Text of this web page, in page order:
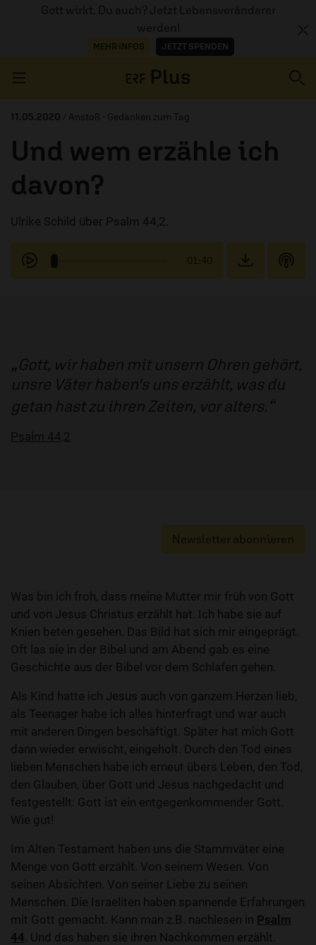
Gott wirkt. Du auch? Jetzt Lebensveränderer
werden!
MEHR INFOS JETZT SPENDEN
AUDIOTHEK
PROGRAMM
MITMACHEN
11.05.2020 / Anstoß - Gedanken zum Tag
Und wem erzähle ich
davon?
Ulrike Schild über Psalm 44,2.
01:40
Gott, wir haben mit unsern Ohren gehört,
unsre Väter haben's uns erzählt, was du
getan hast zu ihren Zeiten, vor alters.
Psalm 44,2
Newsletter abonnieren
Was bin ich froh, dass meine Mutter mir früh von Gott
und von Jesus Christus erzählt hat. Ich habe sie auf
Knien beten gesehen. Das Bild hat sich mir eingeprägt.
Oft las sie in der Bibel und am Abend gab es eine
Geschichte aus der Bibel vor dem Schlafen gehen.
Als Kind hatte ich Jesus auch von ganzem Herzen lieb,
als Teenager habe ich alles hinterfragt und war auch
mit anderen Dingen beschäftigt. Später hat mich Gott
dann wieder erwischt, eingeholt. Durch den Tod eines
lieben Menschen habe ich erneut übers Leben, den Tod,
den Glauben, über Gott und Jesus nachgedacht und
festgestellt: Gott ist ein entgegenkommender Gott.
Wie gut!
Im Alten Testament haben uns die Stammväter eine
Menge von Gott erzählt. Von seinem Wesen. Von
seinen Absichten. Von seiner Liebe zu seinen
Menschen. Die Israeliten haben spannende Erfahrungen
mit Gott gemacht. Kann man z.B. nachlesen in Psalm
44 . Und das haben sie ihren Nachkommen erzählt.